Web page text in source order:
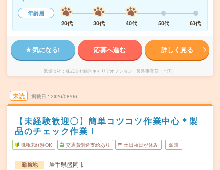
年齢層
20代
30代 40代 50代 60代
気になる! 応募へ進む 詳しく見る
派遣会社 株式会社綜合キャリアオプション 製造事業部（全国）
未読 掲載日 2026/08/06
【未経験歓迎〇】簡単コツコツ作業中心＊製
品のチェック作業！
職種未経験OK 交通費別途支給あり 土日祝日が休み 派遣
勤務地
岩手県盛岡市